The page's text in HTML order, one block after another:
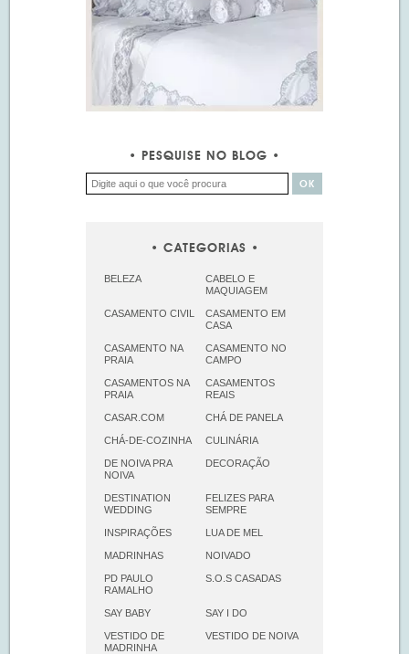
PESQUISE NO BLOG
CATEGORIAS
BELEZA
CABELO E
MAQUIAGEM
CASAMENTO CIVIL
CASAMENTO EM
CASA
CASAMENTO NA
PRAIA
CASAMENTO NO
CAMPO
CASAMENTOS NA
PRAIA
CASAMENTOS
REAIS
CASAR.COM CHÁ DE PANELA
CHÁ-DE-COZINHA CULINÁRIA
DE NOIVA PRA
NOIVA
DECORAÇÃO
DESTINATION
WEDDING
FELIZES PARA
SEMPRE
INSPIRAÇÕES LUA DE MEL
MADRINHAS NOIVADO
PD PAULO
RAMALHO
S.O.S CASADAS
SAY BABY SAY I DO
VESTIDO DE
MADRINHA
VESTIDO DE NOIVA